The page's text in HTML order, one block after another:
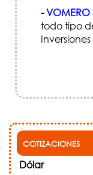
-VOMERO
todo tipo
Inversiones
COTIZACIONES
Dólar